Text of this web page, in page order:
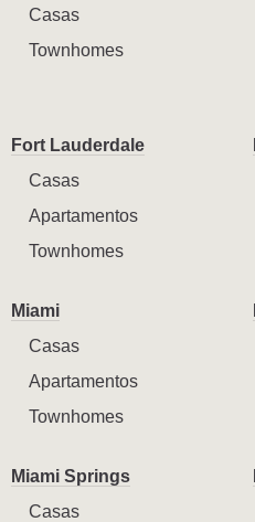
Casas
Townhomes
Fort Lauderdale
Casas
Apartamentos
Townhomes
Miami
Casas
Apartamentos
Townhomes
Miami Springs
Casas